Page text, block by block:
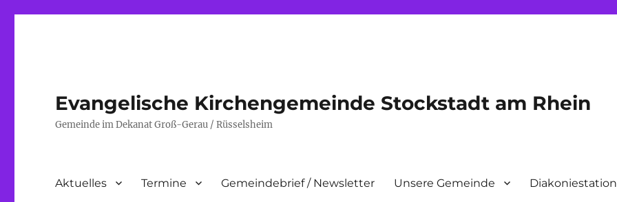
Evangelische Kirchengemeinde Stockstadt am Rhein
Gemeinde im Dekanat Groß-Gerau / Rüsselsheim
Aktuelles Termine Gemeindebrief / Newsletter Unsere Gemeinde Diakoniestation